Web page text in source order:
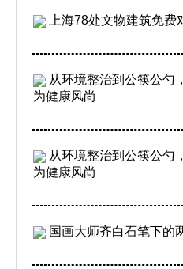
上海78处文物建筑免费
从环境整治到公筷公勺
为健康风尚
从环境整治到公筷公勺
为健康风尚
国画大师齐白石笔下的